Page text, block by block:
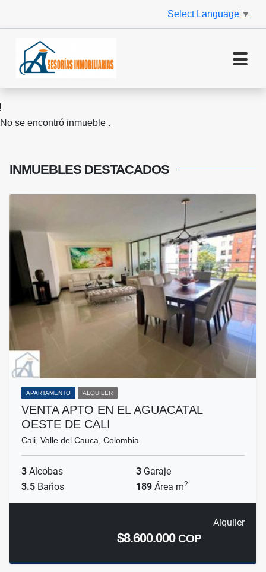
Select Language ▼
No se encontró inmueble .
INMUEBLES DESTACADOS
APARTAMENTO ALQUILER
VENTA APTO EN EL AGUACATAL
OESTE DE CALI
Cali, Valle del Cauca, Colombia
3 Alcobas 3 Garaje
3.5 Baños 189 Área m2
Alquiler
$8.600.000COP